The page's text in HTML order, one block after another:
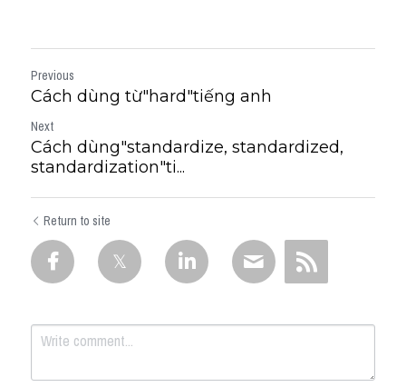
Previous
Cách dùng từ"hard"tiếng anh
Next
Cách dùng"standardize, standardized,
standardization"ti...
Return to site